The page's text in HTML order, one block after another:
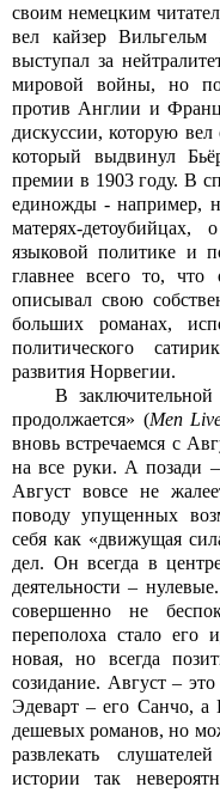
своим немецким
вел кайзер Вильгельм
выступал за
мировой войны, но
против Англии и
дискуссии, которую
который выдвинул
премии в 1903 году. В
единожды - например,
матерях-
языковой политике и
главнее всего то,
описывал свою
больших романах,
политического
развития Норвегии.
В
продолжается» (Men
вновь встречаемся с
на все руки. А позади
Август вовсе не
поводу упущенных
себя как «движущая
дел. Он всегда в
деятельности –
совершенно не
переполоха стало его
новая, но всегда
созидание. Август –
Эдеварт – его Санчо, а
дешевых романов, но
развлекать
истории так